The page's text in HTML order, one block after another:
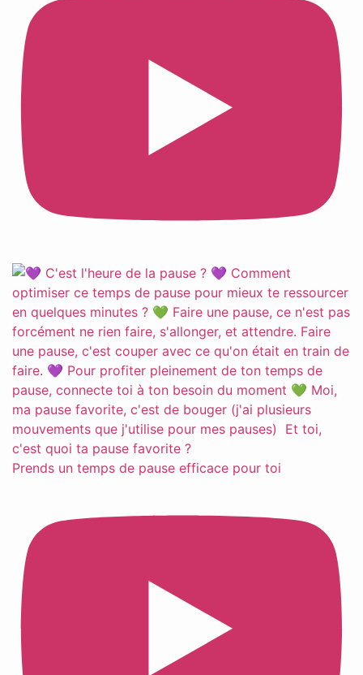
Prends un temps de pause efficace pour toi